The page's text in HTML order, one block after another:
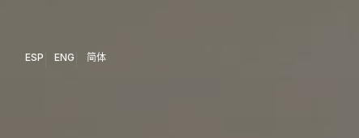
ESP ENG 简体